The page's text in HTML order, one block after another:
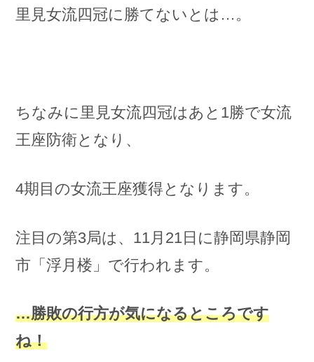
里見女流四冠に勝てないとは…。
ちなみに里見女流四冠はあと1勝で女流
王座防衛となり、
4期目の女流王座獲得となります。
注目の第3局は、11月21日に静岡県静岡
市「浮月楼」で行われます。
…勝敗の行方が気になるところです
ね！